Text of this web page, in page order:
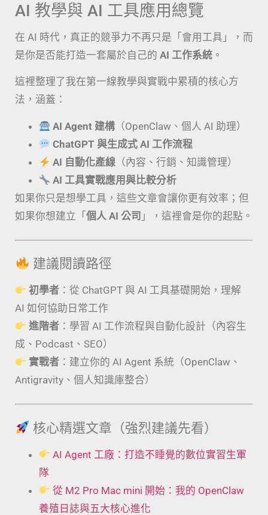
AI 教學與 AI 工具應用總覽
在 AI 時代，真正的競爭力不再只是「會用工具」，而
是你是否能打造一套屬於自己的 AI 工作系統 。
這裡整理了我在第一線教學與實戰中累積的核心方
法，涵蓋：
AI Agent 建構 （OpenClaw、個人 AI 助理）
ChatGPT 與生成式 AI 工作流程
AI 自動化產線 （內容、行銷、知識管理）
AI 工具實戰應用與比較分析
如果你只是想學工具，這些文章會讓你更有效率；但
如果你想建立「 個人 AI 公司 」，這裡會是你的起點。
建議閱讀路徑
初學者 ：從 ChatGPT 與 AI 工具基礎開始，理解
AI 如何協助日常工作
進階者 ：學習 AI 工作流程與自動化設計（內容生
成、Podcast、SEO）
實戰者 ：建立你的 AI Agent 系統（OpenClaw、
Antigravity、個人知識庫整合）
核心精選文章（強烈建議先看）
AI Agent 工廠：打造不睡覺的數位實習生軍
隊
從 M2 Pro Mac mini 開始：我的 OpenClaw
養殖日誌與五大核心進化